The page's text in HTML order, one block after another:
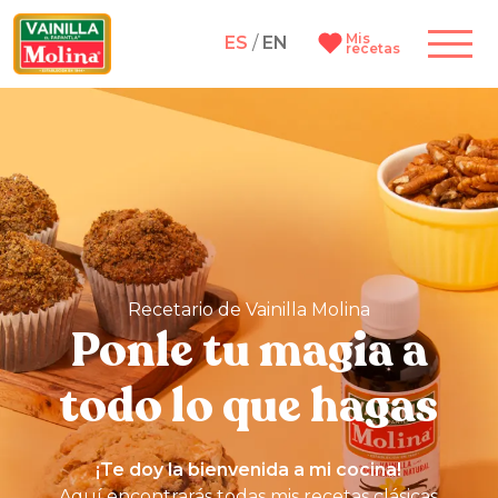
ES / EN Mis
recetas
Recetario de Vainilla Molina
Ponle tu magia a
todo lo que hagas
¡Te doy la bienvenida a mi cocina!